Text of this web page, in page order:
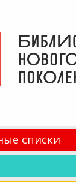
списки